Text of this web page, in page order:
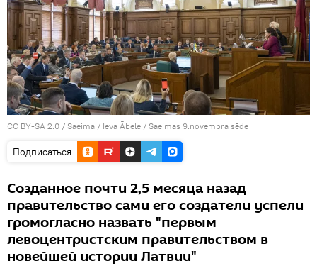
CC BY-SA 2.0 / Saeima / Ieva Ābele / Saeimas 9.novembra sēde
Подписаться
Созданное почти 2,5 месяца назад
правительство сами его создатели успели
громогласно назвать "первым
левоцентристским правительством в
новейшей истории Латвии"